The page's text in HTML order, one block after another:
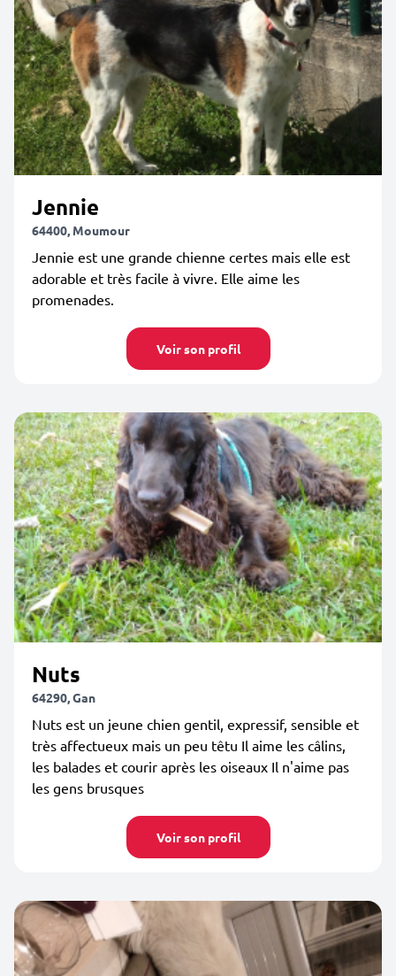
Jennie
64400, Moumour
Jennie est une grande chienne certes mais elle est
adorable et très facile à vivre. Elle aime les
promenades.
Voir son profil
Nuts
64290, Gan
Nuts est un jeune chien gentil, expressif, sensible et
très affectueux mais un peu têtu Il aime les câlins,
les balades et courir après les oiseaux Il n'aime pas
les gens brusques
Voir son profil